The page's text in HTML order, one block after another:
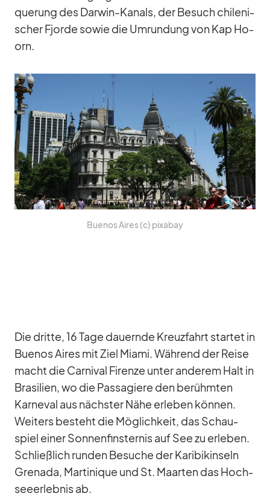
que­rung des Dar­win-Ka­nals, der Be­such chi­le­ni­
scher Fjorde so­wie die Um­run­dung von Kap Ho­
orn.
Bue­nos Ai­res (c) pix­a­bay
Die dritte, 16 Tage dau­ernde Kreuz­fahrt star­tet in
Bue­nos Ai­res mit Ziel Mi­ami. Wäh­rend der Reise
macht die Car­ni­val Firenze un­ter an­de­rem Halt in
Bra­si­lien, wo die Pas­sa­giere den be­rühm­ten
Kar­ne­val aus nächs­ter Nähe er­le­ben kön­nen.
Wei­ters be­steht die Mög­lich­keit, das Schau­
spiel ei­ner Son­nen­fins­ter­nis auf See zu er­le­ben.
Schließ­lich run­den Be­su­che der Ka­ri­bik­in­seln
Gre­nada, Mar­ti­ni­que und St. Maar­ten das Hoch­
see­er­leb­nis ab.